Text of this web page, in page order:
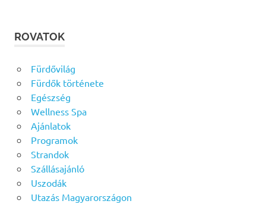
ROVATOK
Fürdővilág
Fürdők története
Egészség
Wellness Spa
Ajánlatok
Programok
Strandok
Szállásajánló
Uszodák
Utazás Magyarországon